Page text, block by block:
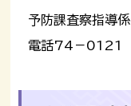
予防課査察指導係
電話74－0121